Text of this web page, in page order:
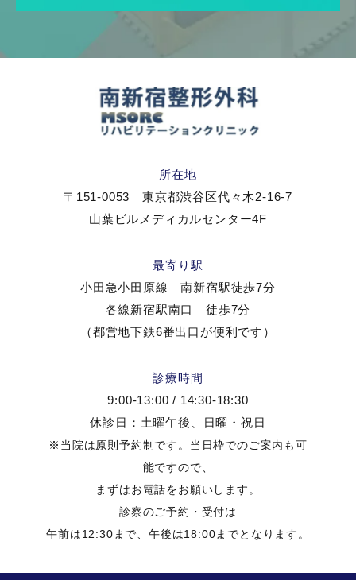
所在地
〒151-0053 東京都渋谷区代々木2-16-7
山葉ビルメディカルセンター4F
最寄り駅
小田急小田原線 南新宿駅徒歩7分
各線新宿駅南口 徒歩7分
（都営地下鉄6番出口が便利です）
診療時間
9:00-13:00 / 14:30-18:30
休診日：土曜午後、日曜・祝日
※当院は原則予約制です。当日枠でのご案内も可
能ですので、
まずはお電話をお願いします。
診察のご予約・受付は
午前は12:30まで、午後は18:00までとなります。